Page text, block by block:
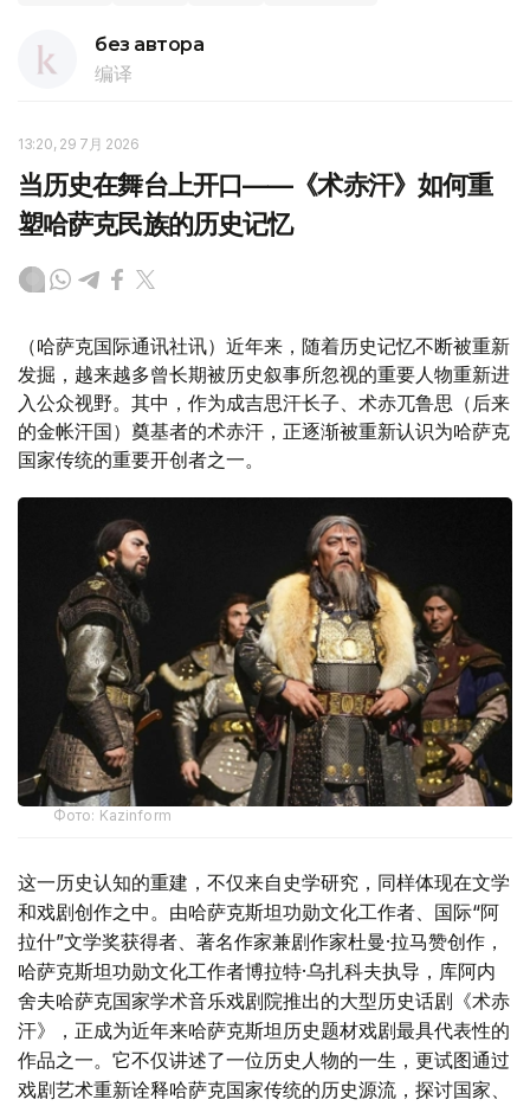
без автора
编译
13:20, 29 7月 2026
当历史在舞台上开口——《术赤汗》如何重
塑哈萨克民族的历史记忆
（哈萨克国际通讯社讯）近年来，随着历史记忆不断被重新
发掘，越来越多曾长期被历史叙事所忽视的重要人物重新进
入公众视野。其中，作为成吉思汗长子、术赤兀鲁思（后来
的金帐汗国）奠基者的术赤汗，正逐渐被重新认识为哈萨克
国家传统的重要开创者之一。
Фото: Kazinform
这一历史认知的重建，不仅来自史学研究，同样体现在文学
和戏剧创作之中。由哈萨克斯坦功勋文化工作者、国际“阿
拉什”文学奖获得者、著名作家兼剧作家杜曼·拉马赞创作，
哈萨克斯坦功勋文化工作者博拉特·乌扎科夫执导，库阿内
舍夫哈萨克国家学术音乐戏剧院推出的大型历史话剧《术赤
汗》，正成为近年来哈萨克斯坦历史题材戏剧最具代表性的
作品之一。它不仅讲述了一位历史人物的一生，更试图通过
戏剧艺术重新诠释哈萨克国家传统的历史源流，探讨国家、